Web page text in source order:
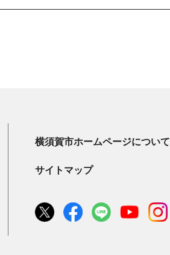
横須賀市ホームページについて
サイトマップ